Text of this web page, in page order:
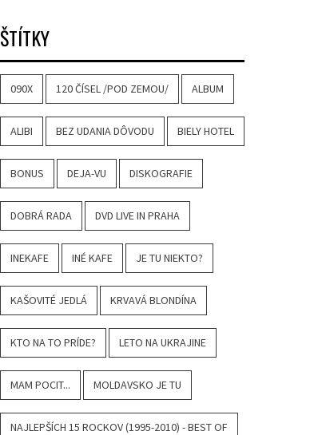
ŠTÍTKY
090X 120 ČÍSEL /POD ZEMOU/ ALBUM
ALIBI BEZ UDANIA DÔVODU BIELY HOTEL
BONUS DEJA-VU DISKOGRAFIE
DOBRÁ RADA DVD LIVE IN PRAHA
INEKAFE INÉ KAFE JE TU NIEKTO?
KAŠOVITÉ JEDLÁ KRVAVÁ BLONDÍNA
KTO NA TO PRÍDE? LETO NA UKRAJINE
MAM POCIT... MOLDAVSKO JE TU
NAJLEPŠÍCH 15 ROCKOV (1995-2010) - BEST OF